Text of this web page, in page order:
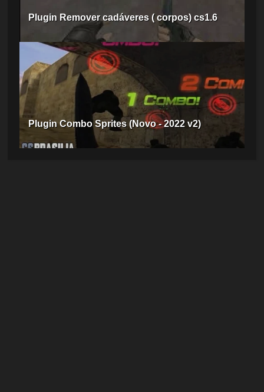
Plugin Remover cadáveres ( corpos) cs1.6
Plugin Combo Sprites (Novo - 2022 v2)